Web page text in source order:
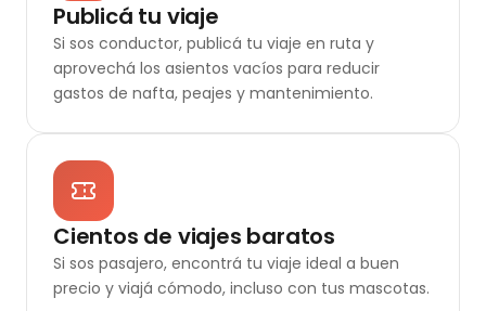
Publicá tu viaje
Si sos conductor, publicá tu viaje en ruta y
aprovechá los asientos vacíos para reducir
gastos de nafta, peajes y mantenimiento.
Cientos de viajes baratos
Si sos pasajero, encontrá tu viaje ideal a buen
precio y viajá cómodo, incluso con tus mascotas.